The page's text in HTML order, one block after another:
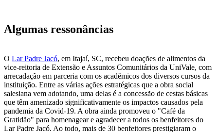
Algumas ressonâncias
O Lar Padre Jacó, em Itajaí, SC, recebeu doações de alimentos da
vice-reitoria de Extensão e Assuntos Comunitários da UniVale, com
arrecadação em parceria com os acadêmicos dos diversos cursos da
instituição. Entre as várias ações estratégicas que a obra social
salesiana vem adotando, uma delas é a concessão de cestas básicas
que têm amenizado significativamente os impactos causados pela
pandemia da Covid-19. A obra ainda promoveu o "Café da
Gratidão" para homenagear e agradecer a todos os benfeitores do
Lar Padre Jacó. Ao todo, mais de 30 benfeitores prestigiaram o